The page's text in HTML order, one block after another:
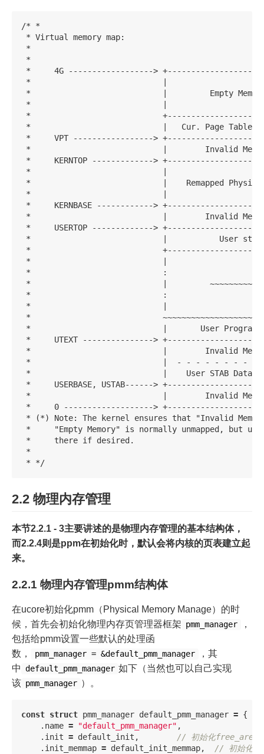
/* *
* Virtual memory map:
*
*
*     4G ------------------>
*                            |
*                            |         Empty
*                            |
*
*                            |   Cur. Page Table
*     VPT ----------------->
*                            |        Invalid
*     KERNTOP ------------->
*                            |
*                            |    Remapped Physical
*                            |
*     KERNBASE ------------>
*                            |        Invalid
*     USERTOP ------------->
*                            |           User
*
*                            |
*                            :
*                            |
*                            :
*                            |
*
*                            |       User Program
*     UTEXT --------------->
*                            |        Invalid
*                            |  - - - - - - - - -
*                            |    User STAB Data
*     USERBASE, USTAB------>
*                            |        Invalid
*     0 ------------------->
* (*) Note: The kernel ensures that "Invalid
*     "Empty Memory" is normally unmapped, but user
*     there if desired.
*
2.2 物理内存管理
本节2.2.1 - 3主要讲述的是物理内存管理的基本结构体，
而2.2.4则是ppm在初始化时，默认会将内核的页表建立起
来。
2.2.1 物理内存管理pmm结构体
在ucore初始化pmm（Physical Memory Manage）的时
候，首先会初始化物理内存页管理器框架 pmm_manager
，
包括给pmm设置一些默认的处理函
数，
pmm_manager = &default_pmm_manager
，其
中 default_pmm_manager 如下（当然也可以自己实现
该 pmm_manager ）。
const struct pmm_manager default_pmm_manager = {
. name = "default_pmm_manager" ,
. init = default_init ,
// 初始化free_area_t
. init_memmap = default_init_memmap,
// 初始化物